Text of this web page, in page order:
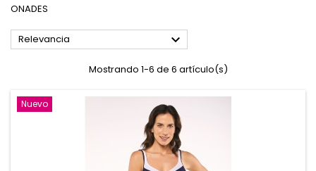
ONADES
Relevancia 
Mostrando 1-6 de 6 artículo(s)
Nuevo